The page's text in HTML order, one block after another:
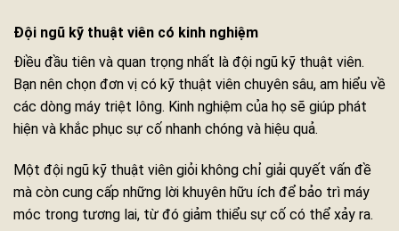
Đội ngũ kỹ thuật viên có kinh nghiệm
Điều đầu tiên và quan trọng nhất là đội ngũ kỹ thuật viên.
Bạn nên chọn đơn vị có kỹ thuật viên chuyên sâu, am hiểu về
các dòng máy triệt lông. Kinh nghiệm của họ sẽ giúp phát
hiện và khắc phục sự cố nhanh chóng và hiệu quả.
Một đội ngũ kỹ thuật viên giỏi không chỉ giải quyết vấn đề
mà còn cung cấp những lời khuyên hữu ích để bảo trì máy
móc trong tương lai, từ đó giảm thiểu sự cố có thể xảy ra.